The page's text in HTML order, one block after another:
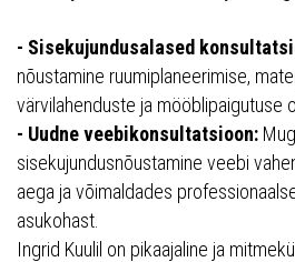
- Sisekujundusalased
nõustamine ruumiplaneerimise,
värvilahenduste ja mööblipaigutuse
- Uudne veebikonsultatsioon:
sisekujundusnõustamine veebi
aega ja võimaldades
asukohast.
Ingrid Kuulil on pikaajaline ja